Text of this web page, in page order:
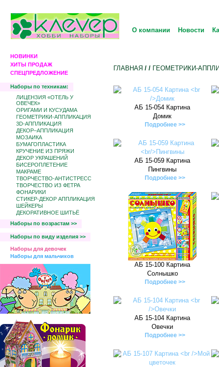
О компании Новости
НОВИНКИ
ХИТЫ ПРОДАЖ
СПЕЦПРЕДЛОЖЕНИЕ
Наборы по техникам:
ЛИЦЕНЗИЯ «ОТЕЛЬ У
ОВЕЧЕК»
ОРИГАМИ И КУСУДАМА
ГЕОМЕТРИКИ-АППЛИКАЦИЯ
3D-АППЛИКАЦИЯ
ДЕКОР–АППЛИКАЦИЯ
МОЗАИКА
БУМАГОПЛАСТИКА
КРУЧЕНИЕ ИЗ ПРЯЖИ
ДЕКОР УКРАШЕНИЙ
БИCЕРОПЛЕТЕНИЕ
МАКРАМЕ
ТВОРЧЕСТВО-АНТИСТРЕСС
ТВОРЧЕСТВО ИЗ ФЕТРА
ФОНАРИКИ
СТИКЕР-ДЕКОР АППЛИКАЦИЯ
ШЕЙКЕРЫ
ДЕКОРАТИВНОЕ ШИТЬЁ
Наборы по возрастам >>
Наборы по виду изделия >>
Наборы для девочек
Наборы для мальчиков
ГЛАВНАЯ / / ГЕОМЕТРИКИ-
АБ 15-054 Картина
Домик
Подробнее >>
АБ 15-059 Картина
Пингвины
Подробнее >>
АБ 15-100 Картина
Солнышко
Подробнее >>
АБ 15-104 Картина
Овечки
Подробнее >>